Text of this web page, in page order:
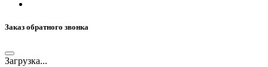
Заказ обратного звонка
Загрузка...